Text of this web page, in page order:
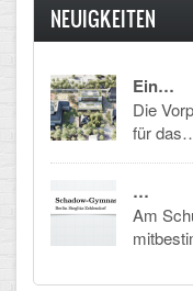
NEUIGKEITEN
Ein…
Die
für
…
Am